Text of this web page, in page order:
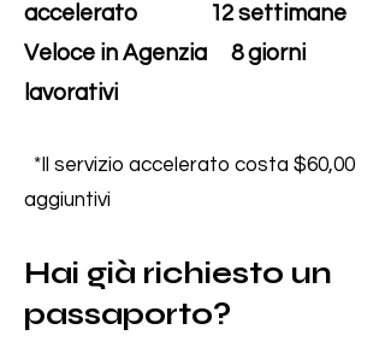
accelerato
12 settimane
Veloce in Agenzia
8 giorni
lavorativi
*Il servizio accelerato costa $60,00
aggiuntivi
Hai già richiesto un
passaporto?